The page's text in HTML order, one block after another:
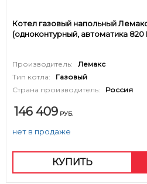
Котел газовый напольный
(одноконтурный, автоматика 820
Производитель:
Лемакс
Тип котла:
Газовый
Страна производитель:
Россия
146 409 РУБ.
нет в продаже
КУПИТЬ